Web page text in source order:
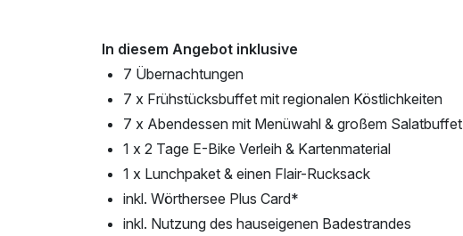
In diesem Angebot inklusive
7 Übernachtungen
7 x Frühstücksbuffet mit regionalen Köstlichkeiten
7 x Abendessen mit Menüwahl & großem Salatbuffet
1 x 2 Tage E-Bike Verleih & Kartenmaterial
1 x Lunchpaket & einen Flair-Rucksack
inkl. Wörthersee Plus Card*
inkl. Nutzung des hauseigenen Badestrandes